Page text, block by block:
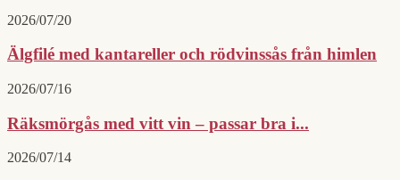
2026/07/20
Älgfilé med kantareller och rödvinssås från himlen
2026/07/16
Räksmörgås med vitt vin – passar bra i...
2026/07/14